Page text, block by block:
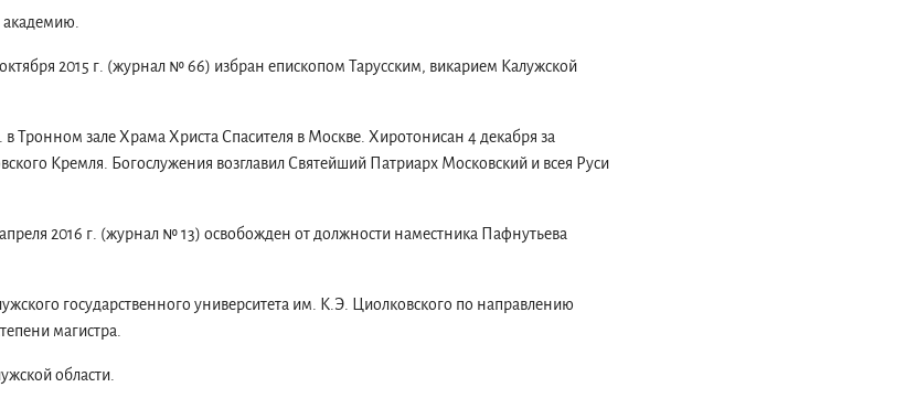
академию.
2015 г. (журнал № 66) избран епископом Тарусским, викарием Калужской
в Тронном зале Храма Христа Спасителя в Москве. Хиротонисан 4 декабря за
Кремля. Богослужения возглавил Святейший Патриарх Московский и всея Руси
2016 г. (журнал № 13) освобожден от должности наместника Пафнутьева
государственного университета им. К.Э. Циолковского по направлению
магистра.
области.